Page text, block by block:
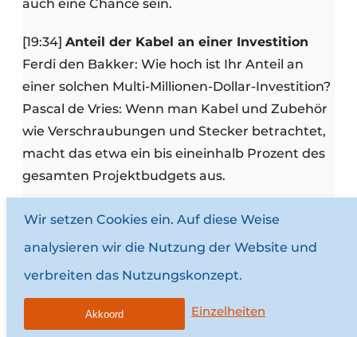
auch eine Chance sein.
[19:34] Anteil der Kabel an einer Investition
Ferdi den Bakker: Wie hoch ist Ihr Anteil an
einer solchen Multi-Millionen-Dollar-Investition?
Pascal de Vries: Wenn man Kabel und Zubehör
wie Verschraubungen und Stecker betrachtet,
macht das etwa ein bis eineinhalb Prozent des
gesamten Projektbudgets aus.
[20:00]Was ist ein gutes Kabel?
Pascal de Vries: Ein gutes Kabel ist eines, das
man einstecken und 20 Jahre lang nicht mehr
anschauen muss. Das ist es, was unsere
Kunden wollen. Sie wollen die Gewissheit
Wir setzen Cookies ein. Auf diese Weise
analysieren wir die Nutzung der Website und
verbreiten das Nutzungskonzept.
Einzelheiten
Akkoord